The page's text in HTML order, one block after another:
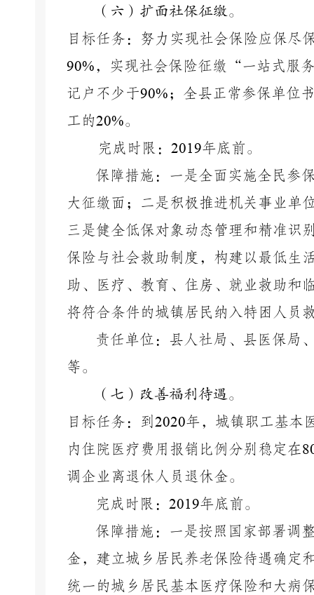
（六）扩面社保征缴。
目标任务：努力实现社会保险应保尽
90%，实现社会保险征缴“一站式服
记户不少于90%；全县正常参保单位
工的20%。
完成时限： 2019年底前。
保障措施：一是全面实施全民参
大征缴面；二是积极推进机关事业单
三是健全低保对象动态管理和精准识
保险与社会救助制度，构建以最低生
助、医疗、教育、住房、就业救助和
将符合条件的城镇居民纳入特困人员
责任单位：县人社局、县医保局
等。
（七）改善福利待遇。
目标任务：到 2020年，城镇职工基本
内住院医疗费用报销比例分别稳定在
调企业离退休人员退休金。
完成时限： 2019年底前。
保障措施：一是按照国家部署调
金，建立城乡居民养老保险待遇确定
统一的城乡居民基本医疗保险和大病